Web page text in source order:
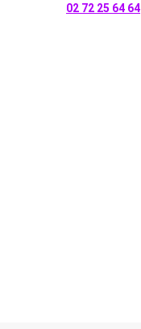
02 72 25 64 64